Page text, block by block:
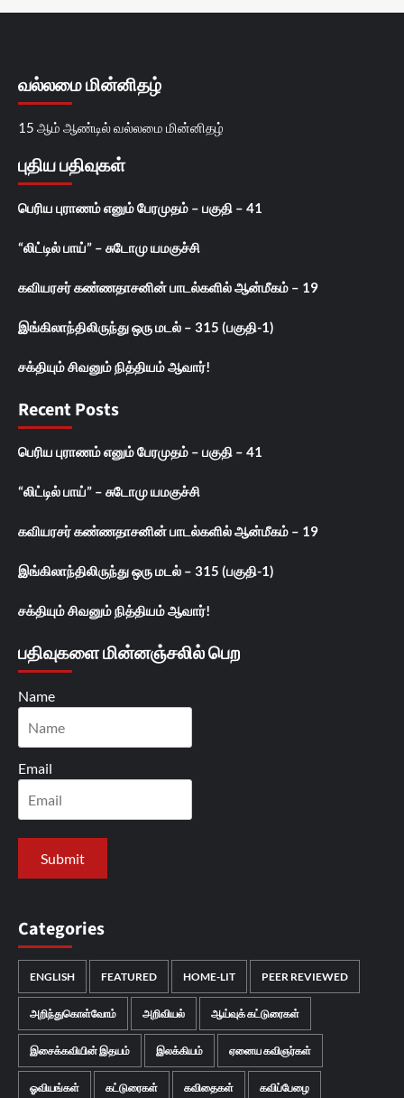
வல்லமை மின்னிதழ்
15 ஆம் ஆண்டில் வல்லமை மின்னிதழ்
புதிய பதிவுகள்
பெரிய புராணம் எனும் பேரமுதம் – பகுதி – 41
“லிட்டில் பாய்” – சுடோமு யமகுச்சி
கவியரசர் கண்ணதாசனின் பாடல்களில் ஆன்மீகம் – 19
இங்கிலாந்திலிருந்து ஒரு மடல் – 315 (பகுதி-1)
சக்தியும் சிவனும் நித்தியம் ஆவார்!
Recent Posts
பெரிய புராணம் எனும் பேரமுதம் – பகுதி – 41
“லிட்டில் பாய்” – சுடோமு யமகுச்சி
கவியரசர் கண்ணதாசனின் பாடல்களில் ஆன்மீகம் – 19
இங்கிலாந்திலிருந்து ஒரு மடல் – 315 (பகுதி-1)
சக்தியும் சிவனும் நித்தியம் ஆவார்!
பதிவுகளை மின்னஞ்சலில் பெற
Name
Email
Categories
ENGLISH FEATURED HOME-LIT PEER REVIEWED
அறிந்துகொள்வோம் அறிவியல் ஆய்வுக் கட்டுரைகள்
இசைக்கவியின் இதயம் இலக்கியம் ஏனைய கவிஞர்கள்
ஓவியங்கள் கட்டுரைகள் கவிதைகள் கவிப்பேழை